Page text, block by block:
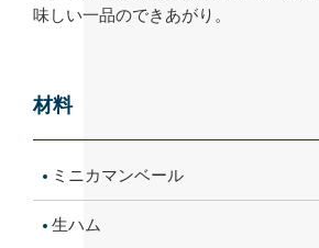
味しい一品のできあがり。
材料
ミニカマンベール
生ハム